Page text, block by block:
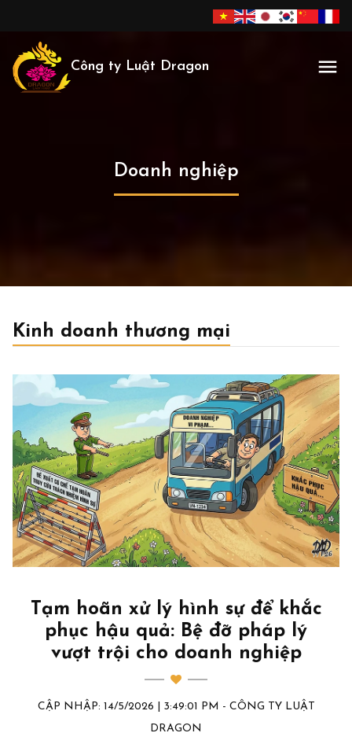
Công ty Luật Dragon
Doanh nghiệp
Kinh doanh thương mại
Tạm hoãn xử lý hình sự để khắc
phục hậu quả: Bệ đỡ pháp lý
vượt trội cho doanh nghiệp
CẬP NHẬP: 14/5/2026 | 3:49:01 PM - CÔNG TY LUẬT
DRAGON